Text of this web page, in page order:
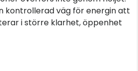
kontrollerad väg för energin att
i större klarhet, öppenhet